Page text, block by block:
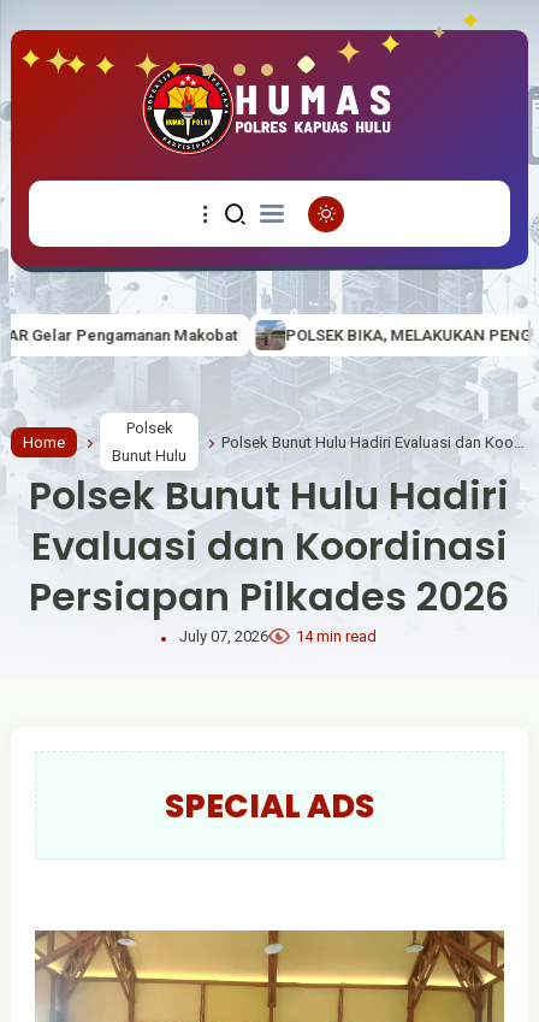
Makobat POLSEK BIKA, MELAKUKAN PENGAMANAN SPBU
Home
Polsek
Bunut Hulu
Polsek Bunut Hulu Hadiri
Evaluasi dan Koordinasi
Persiapan Pilkades 2026
July 07, 2026 14 min read
SPECIAL ADS